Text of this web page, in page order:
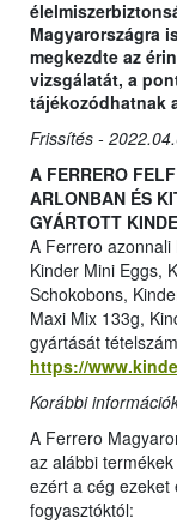
Magyarországra
megkezdte az
vizsgálatát, a
tájékozódhatnak
Frissítés -
A FERRERO
ARLONBAN ÉS
GYÁRTOTT
A Ferrero
Kinder Mini Eggs,
Schokobons,
Maxi Mix 133g,
gyártását
https://
Korábbi
A Ferrero
az alábbi
ezért a cég ezeket
fogyasztóktól: